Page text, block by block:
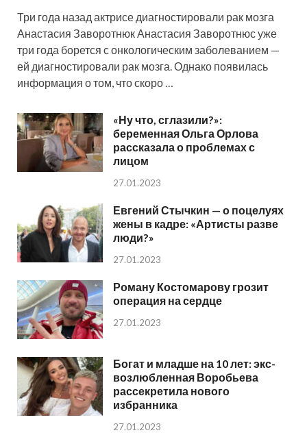
Три года назад актрисе диагностировали рак мозга
Анастасия Заворотнюк Анастасия Заворотнюс уже
три года борется с онкологическим заболеванием —
ей диагностировали рак мозга. Однако появилась
информация о том, что скоро …
«Ну что, сглазили?»:
беременная Ольга Орлова
рассказала о проблемах с
лицом
27.01.2023
Евгений Стычкин — о поцелуях
жены в кадре: «Артисты разве
люди?»
27.01.2023
Роману Костомарову грозит
операция на сердце
27.01.2023
Богат и младше на 10 лет: экс-
возлюбленная Воробьева
рассекретила нового
избранника
27.01.2023